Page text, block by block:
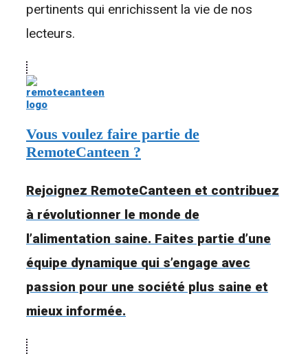
pertinents qui enrichissent la vie de nos
lecteurs.
Vous voulez faire partie de
RemoteCanteen ?
Rejoignez RemoteCanteen et contribuez
à révolutionner le monde de
l’alimentation saine. Faites partie d’une
équipe dynamique qui s’engage avec
passion pour une société plus saine et
mieux informée.